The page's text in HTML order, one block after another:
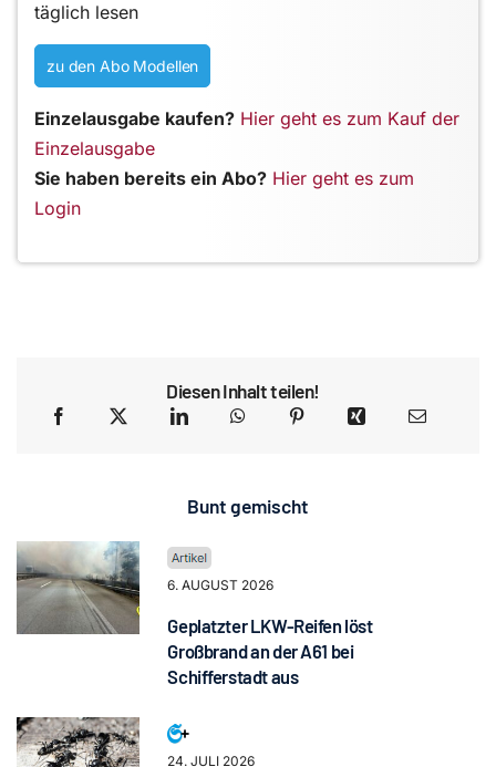
täglich lesen
zu den Abo Modellen
Einzelausgabe kaufen? Hier geht es zum Kauf der
Einzelausgabe
Sie haben bereits ein Abo? Hier geht es zum
Login
Diesen Inhalt teilen!
Bunt gemischt
6. AUGUST 2026
Geplatzter LKW-Reifen löst
Großbrand an der A61 bei
Schifferstadt aus
24. JULI 2026